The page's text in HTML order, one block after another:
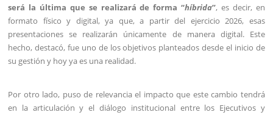
será la última que se realizará de forma “híbrida”, es decir, en
formato físico y digital, ya que, a partir del ejercicio 2026, esas
presentaciones se realizarán únicamente de manera digital. Este
hecho, destacó, fue uno de los objetivos planteados desde el inicio de
su gestión y hoy ya es una realidad.
Por otro lado, puso de relevancia el impacto que este cambio tendrá
en la articulación y el diálogo institucional entre los Ejecutivos y